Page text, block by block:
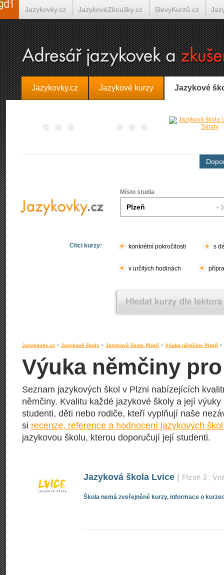
Jazykovky.cz Jazykové kurzy Jazykové
Místo studia
Chci kurzy: konkrétní pokročilosti s
v určitých hodinách
Jazykovky.cz > Jazykové školy > Jazykové školy Plzeň > Výuka němčiny Plzeň >
Výuka němčiny
Seznam jazykových škol v Plzni nabízejících
němčiny. Kvalitu každé jazykové školy a její
studenti, děti nebo rodiče, kteří vyplňují naše
si recenze, reference a hodnocení jazykových
jazykovou školu, kterou doporučují její studenti.
Jazyková škola Lvice Plzeň 3 ,
Škola nemá zveřejněné kurzy, informace o
Jazykovky.cz JazykovéZkoušky.cz SlevyKurzů.cz
Španělština on-line Italština on-line Tlumočení-